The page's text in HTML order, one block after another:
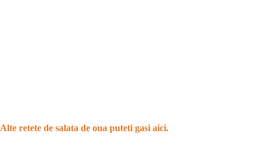
Alte retete de salata de oua puteti gasi aici.